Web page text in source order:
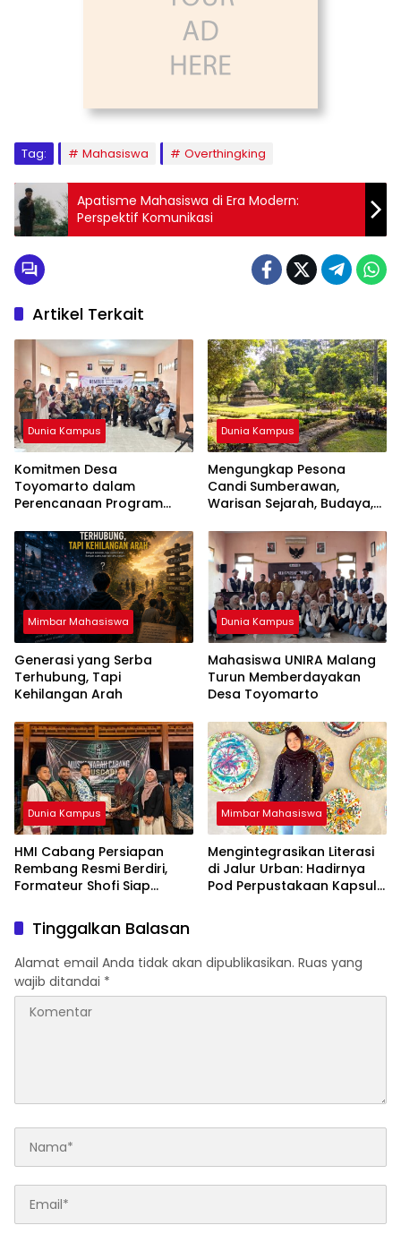
Tag: Mahasiswa Overthingking
Apatisme Mahasiswa di Era Modern:
Perspektif Komunikasi
Artikel Terkait
Dunia Kampus
Komitmen Desa
Toyomarto dalam
Perencanaan Program
melalui ‎Rembuk Stunting
Desa
Dunia Kampus
Mengungkap Pesona
Candi Sumberawan,
Warisan Sejarah, Budaya,
Mimbar Mahasiswa
Generasi yang Serba
Terhubung, Tapi
Kehilangan Arah
Dunia Kampus
Mahasiswa UNIRA Malang
Turun Memberdayakan
Desa Toyomarto
Dunia Kampus
HMI Cabang Persiapan
Rembang Resmi Berdiri,
Formateur Shofi Siap
Mimbar Mahasiswa
Mengintegrasikan Literasi
di Jalur Urban: Hadirnya
Pod Perpustakaan Kapsul
Tinggalkan Balasan
Alamat email Anda tidak akan dipublikasikan. Ruas yang
wajib ditandai *